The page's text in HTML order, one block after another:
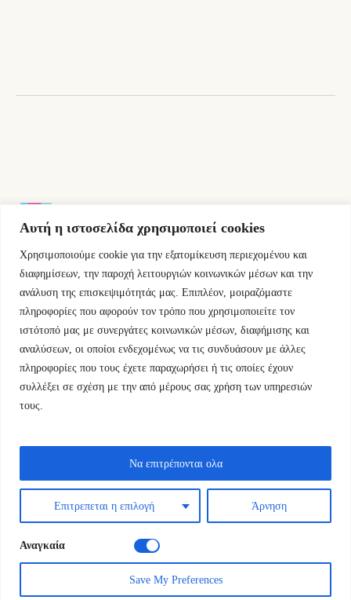
Αυτή η ιστοσελίδα χρησιμοποιεί cookies
Χρησιμοποιούμε cookie για την εξατομίκευση περιεχομένου και
διαφημίσεων, την παροχή λειτουργιών κοινωνικών μέσων και την
ανάλυση της επισκεψιμότητάς μας. Επιπλέον, μοιραζόμαστε
πληροφορίες που αφορούν τον τρόπο που χρησιμοποιείτε τον
ιστότοπό μας με συνεργάτες κοινωνικών μέσων, διαφήμισης και
αναλύσεων, οι οποίοι ενδεχομένως να τις συνδυάσουν με άλλες
πληροφορίες που τους έχετε παραχωρήσει ή τις οποίες έχουν
συλλέξει σε σχέση με την από μέρους σας χρήση των υπηρεσιών
τους.
Επιτρεπεται η επιλογή Άρνηση
Να επιτρέπονται ολα
Αναγκαία
Save My Preferences
Εμμ.Μπενάκη 76 10681 Αθήνα Ελλάδα.
+30.2110084023
info@kyfantabooks.gr
Βρείτε μας
Εκδόσεις Κύφαντα © 2024 / All Rights Reserved